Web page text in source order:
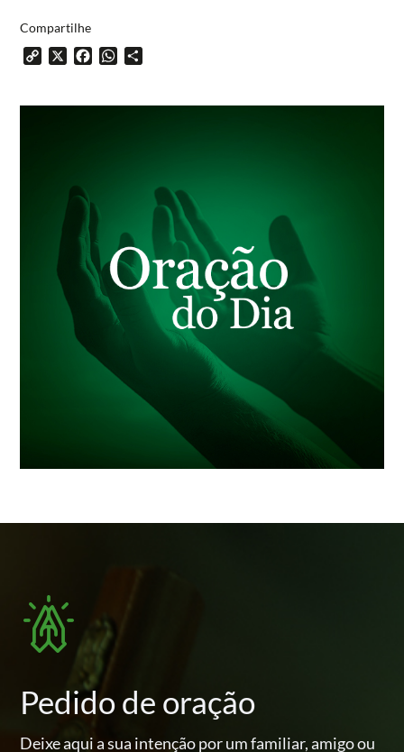
Compartilhe
Copy X FacebookWhatsApp
Pedido de oração
Deixe aqui a sua intenção por um familiar, amigo ou